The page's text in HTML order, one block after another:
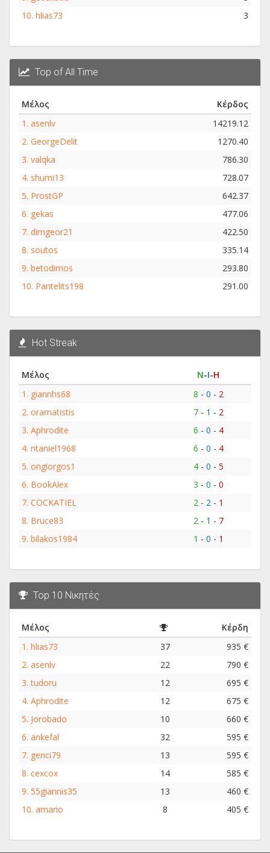
10. hlias73 3
Top of All Time
Μέλος
Κέρδος
1. asenlv
14219.12
2. GeorgeDelit
1270.40
3. valqka
786.30
4. shumi13
728.07
5. ProstGP
642.37
6. gekas
477.06
7. dimgeor21
422.50
8. soutos
335.14
9. betodimos
293.80
10. Pantelits198 291.00
Hot Streak
Μέλος Ν-Ι-Η
1. giannhs68 8 - 0 - 2
2. oramatistis 7- 1 - 2
3. Aphrodite 6 - 0 - 4
4. ntaniel1968 6 - 0 - 4
5. ongiorgos1 4- 0 - 5
6. BookAlex 3 - 0 - 0
7. COCKATIEL 2- 2- 1
8. Bruce83 2- 1 - 7
9. bilakos1984 1 - 0 - 1
Top 10 Νικητές
Μέλος
Κέρδη
1. hlias73 37
935 €
2. asenlv 22
790 €
3.tudoru 12
695 €
4. Aphrodite 12
675 €
5. Jorobado 10
660 €
6. ankefal 32
595 €
7. genci79 13
595 €
8. cexcox 14
585 €
9. 55giannis35 13
460 €
10. amario 8 405 €